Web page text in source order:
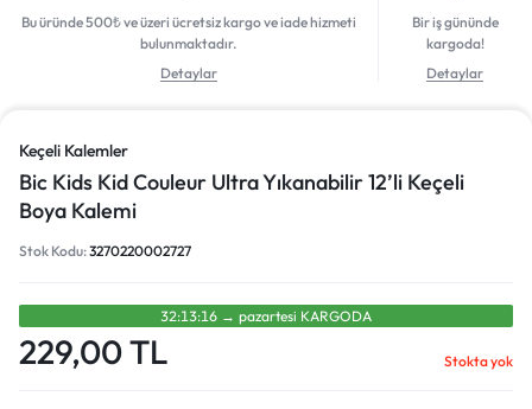
Bu üründe 500₺ ve üzeri ücretsiz kargo ve iade hizmeti
bulunmaktadır.
Detaylar
Bir iş gününde
kargoda!
Detaylar
Keçeli Kalemler
Bic Kids Kid Couleur Ultra Yıkanabilir 12’li Keçeli
Boya Kalemi
Stok Kodu:3270220002727
32:13:16 → pazartesi̇ KARGODA
229,00TL Stokta yok